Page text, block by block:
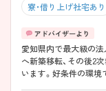
寮・借り上げ社宅あり
愛知県内で最大級の
へ新築移転、その後2
います。好条件の環